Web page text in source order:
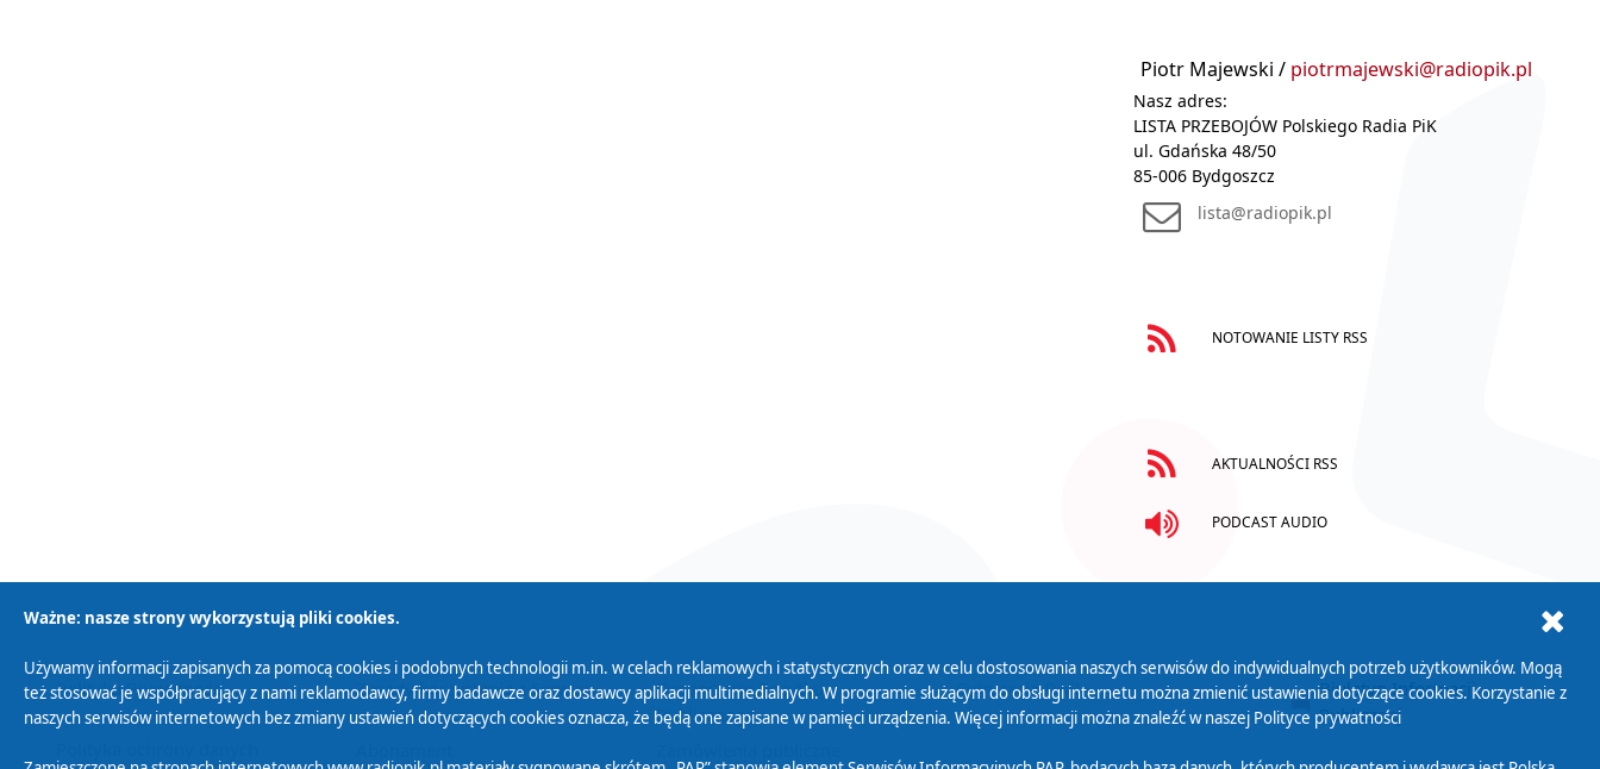
Piotr Majewski / piotrmajewski@radiopik.pl
Nasz adres:
LISTA PRZEBOJÓW Polskiego Radia PiK
ul. Gdańska 48/50
85-006 Bydgoszcz
lista@radiopik.pl
NOTOWANIE LISTY RSS
AKTUALNOŚCI RSS
PODCAST AUDIO
Polityka Prywatności Zasady korzystania z Serwisu
Organizacje Pożytku
Publicznego
Cyfryzacja DAB+
Biuletyn Informacji
Publicznej
Ważne: nasze strony wykorzystują pliki cookies.
Używamy informacji zapisanych za pomocą cookies i podobnych technologii m.in. w celach reklamowych i statystycznych oraz w celu dostosowania naszych serwisów do indywidualnych potrzeb użytkowników. Mogą
też stosować je współpracujący z nami reklamodawcy, firmy badawcze oraz dostawcy aplikacji multimedialnych. W programie służącym do obsługi internetu można zmienić ustawienia dotyczące cookies. Korzystanie z
naszych serwisów internetowych bez zmiany ustawień dotyczących cookies oznacza, że będą one zapisane w pamięci urządzenia. Więcej informacji można znaleźć w naszej Polityce prywatności